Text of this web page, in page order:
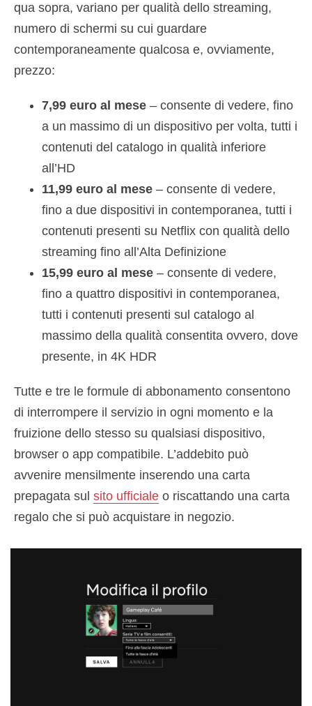
qua sopra, variano per qualità dello streaming,
numero di schermi su cui guardare
contemporaneamente qualcosa e, ovviamente,
prezzo:
7,99 euro al mese – consente di vedere, fino
a un massimo di un dispositivo per volta, tutti i
contenuti del catalogo in qualità inferiore
all’HD
11,99 euro al mese – consente di vedere,
fino a due dispositivi in contemporanea, tutti i
contenuti presenti su Netflix con qualità dello
streaming fino all’Alta Definizione
15,99 euro al mese – consente di vedere,
fino a quattro dispositivi in contemporanea,
tutti i contenuti presenti sul catalogo al
massimo della qualità consentita ovvero, dove
presente, in 4K HDR
Tutte e tre le formule di abbonamento consentono
di interrompere il servizio in ogni momento e la
fruizione dello stesso su qualsiasi dispositivo,
browser o app compatibile. L’addebito può
avvenire mensilmente inserendo una carta
prepagata sul sito ufficiale o riscattando una carta
regalo che si può acquistare in negozio.